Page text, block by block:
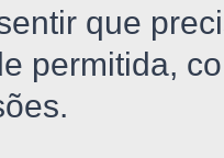
que
permitida,